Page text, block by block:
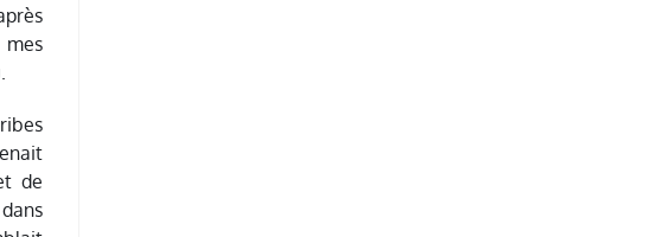
de